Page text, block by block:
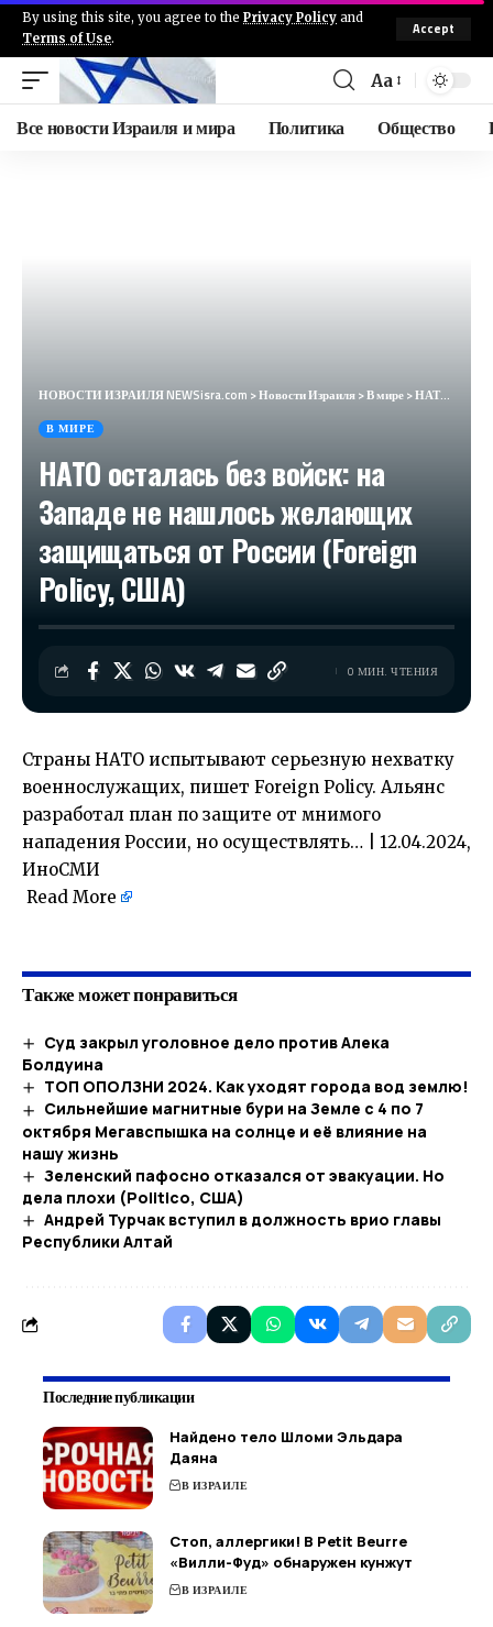
By using this site, you agree to the Privacy Policy and
Terms of Use.
Accept
Aa
Все новости Израиля и мира Политика Общество
НОВОСТИ ИЗРАИЛЯ NEWSisra.com >Новости Израиля>В мире>НАТО осталась без войск: на Западе не нашлось желающих защищаться от России (Foreign Policy, США)
В МИРЕ
НАТО осталась без войск: на
Западе не нашлось желающих
защищаться от России (Foreign
Policy, США)
0 МИН. ЧТЕНИЯ
Страны НАТО испытывают серьезную нехватку
военнослужащих, пишет Foreign Policy. Альянс
разработал план по защите от мнимого
нападения России, но осуществлять… | 12.04.2024,
ИноСМИ
Read More
Также может понравиться
Суд закрыл уголовное дело против Алека
Болдуина
ТОП ОПОЛЗНИ 2024. Как уходят города вод землю!
Сильнейшие магнитные бури на Земле с 4 по 7
октября Мегавспышка на солнце и её влияние на
нашу жизнь
Зеленский пафосно отказался от эвакуации. Но
дела плохи (Politico, США)
Андрей Турчак вступил в должность врио главы
Республики Алтай
Последние публикации
Найдено тело Шломи Эльдара
Даяна
В ИЗРАИЛЕ
Стоп, аллергики! В Petit Beurre
«Вилли-Фуд» обнаружен кунжут
В ИЗРАИЛЕ